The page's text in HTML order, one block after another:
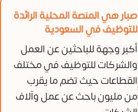
صبار هي المنصة المحلية الرائدة
للتوظيف في السعودية
أكبر وجهة للباحثين عن العمل
والشركات للتوظيف في مختلف
القطاعات حيث تضم ما يقرب
من مليون باحث عن عمل وآلاف